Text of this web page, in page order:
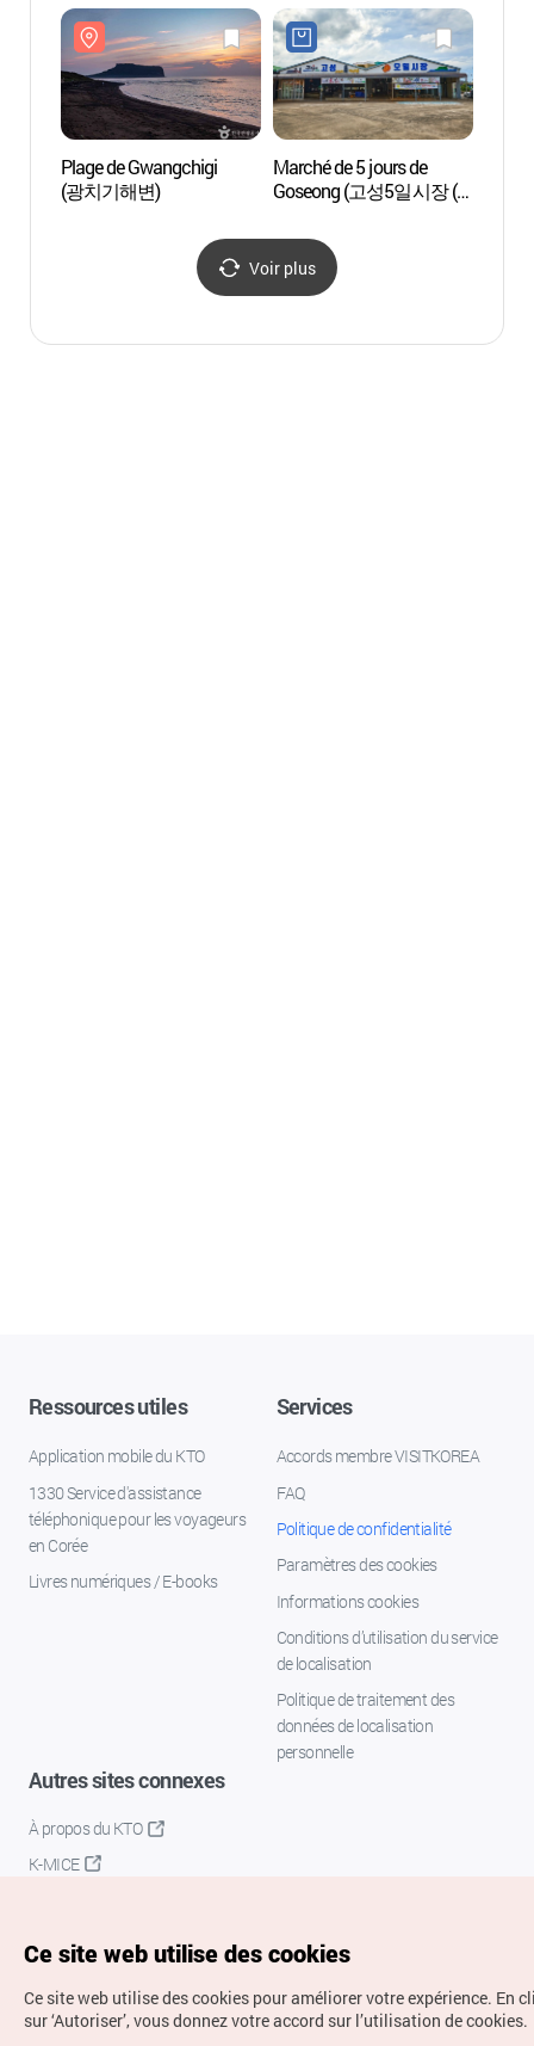
Plage de Gwangchigi
(광치기해변)
Marché de 5 jours de
Goseong (고성5일시장 (4,
Voir plus
Ressources utiles
Application mobile du KTO
1330 Service d'assistance
téléphonique pour les voyageurs
en Corée
Livres numériques / E-books
Services
Accords membre VISITKOREA
FAQ
Politique de confidentialité
Paramètres des cookies
Informations cookies
Conditions d’utilisation du service
de localisation
Politique de traitement des
données de localisation
personnelle
Autres sites connexes
À propos du KTO
K-MICE
Ce site web utilise des cookies
Ce site web utilise des cookies pour améliorer votre expérience. En
sur ‘Autoriser’, vous donnez votre accord sur l’utilisation de cookies.